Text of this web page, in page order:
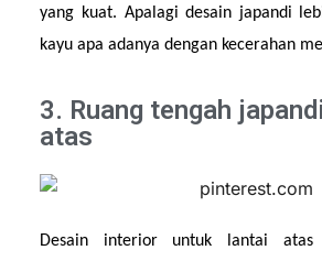
yang kuat. Apalagi desain japandi
kayu apa adanya dengan kecerahan
3. Ruang tengah
atas
Desain interior untuk lantai atas